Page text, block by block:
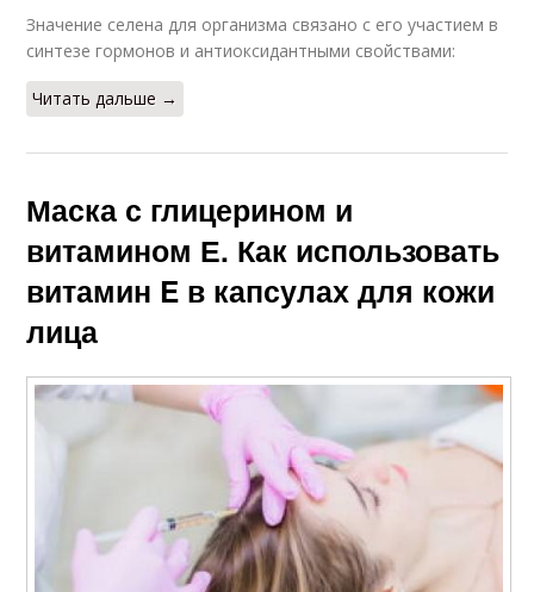
Значение селена для организма связано с его участием в
синтезе гормонов и антиоксидантными свойствами:
Читать дальше →
Маска с глицерином и
витамином Е. Как использовать
витамин E в капсулах для кожи
лица